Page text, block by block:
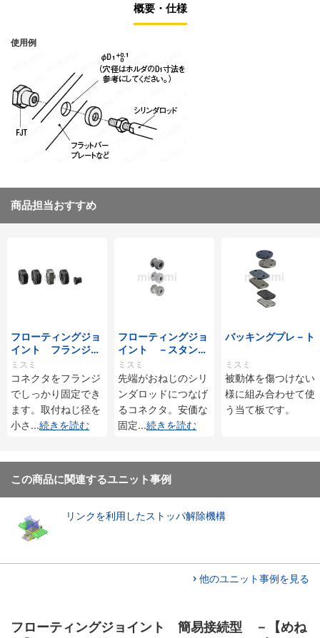
概要・仕様
使用例
商品担当おすすめ
フローティングジョ
イント フランジ取
付型
ミスミ
コネクタをフランジ
でしっかり固定でき
ます。取付ねじ径を
小さ ...続きを読む
フローティングジョ
イント －スタンダ
－ドめねじタイプ－
ミスミ
先端がおねじのシリ
ンダロッドにつなげ
るコネクタ。安価な
固定...続きを読む
バッキングプレ－ト
ミスミ
被動体を傷つけない
様に組み合わせて使
う当て板です。
この商品に関連するユニット事例
リンクを利用したストッパ解除機構
他のユニット事例を見る
フローティングジョイント 簡易接続型 －【めね